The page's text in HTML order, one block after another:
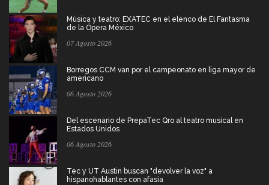
Música y teatro: EXATEC en el elenco de El Fantasma
de la Ópera México
07 Agosto 2026
Borregos CCM van por el campeonato en liga mayor de
americano
06 Agosto 2026
Del escenario de PrepaTec Qro al teatro musical en
Estados Unidos
06 Agosto 2026
Tec y UT Austin buscan "devolver la voz" a
hispanohablantes con afasia